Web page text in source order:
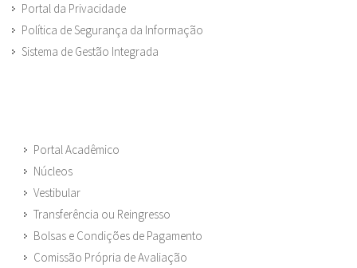
Portal da Privacidade
Política de Segurança da Informação
Sistema de Gestão Integrada
Portal Acadêmico
Núcleos
Vestibular
Transferência ou Reingresso
Bolsas e Condições de Pagamento
Comissão Própria de Avaliação